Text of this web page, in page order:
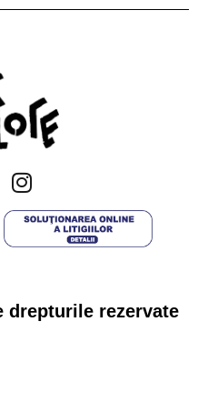
drepturile rezervate